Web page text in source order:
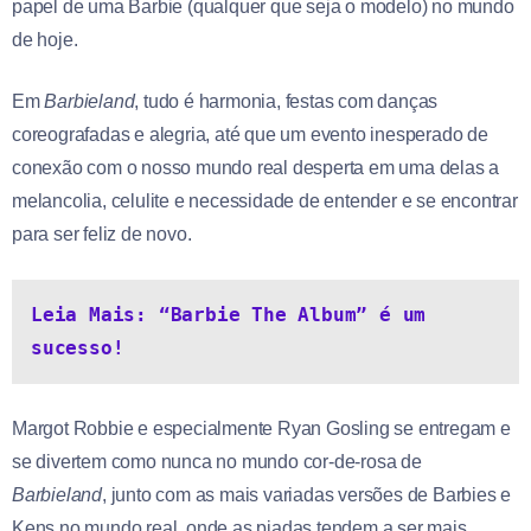
papel de uma Barbie (qualquer que seja o modelo) no mundo
de hoje.
EmBarbieland, tudo é harmonia, festas com danças
coreografadas e alegria, até que um evento inesperado de
conexão com o nosso mundo real desperta em uma delas a
melancolia, celulite e necessidade de entender e se encontrar
para ser feliz de novo.
Leia Mais: “Barbie The Album” é um
sucesso!
Margot Robbie e especialmente Ryan Gosling se entregam e
se divertem como nunca no mundo cor-de-rosa de
Barbieland, junto com as mais variadas versões de Barbies e